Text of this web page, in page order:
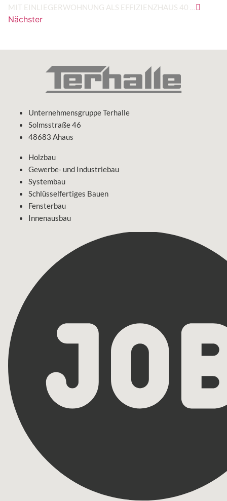
MIT EINLIEGERWOHNUNG ALS EFFIZIENZHAUS 40 …
Nächster
Unternehmensgruppe Terhalle
Solmsstraße 46
48683 Ahaus
Holzbau
Gewerbe- und Industriebau
Systembau
Schlüsselfertiges Bauen
Fensterbau
Innenausbau